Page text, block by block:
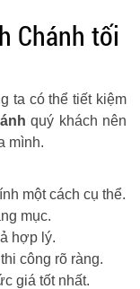
Chánh tối
ta có thể tiết kiệm
quý khách nên
mình.
một cách cụ thể.
mục.
hợp lý.
công rõ ràng.
giá tốt nhất.